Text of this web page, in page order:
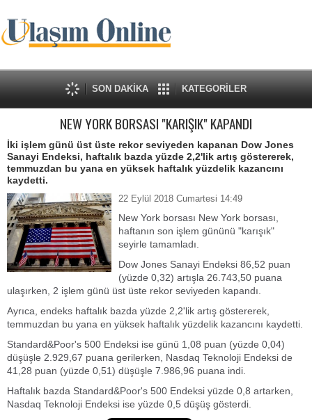
SON DAKİKA KATEGORİLER
NEW YORK BORSASI "KARIŞIK" KAPANDI
İki işlem günü üst üste rekor seviyeden kapanan Dow Jones
Sanayi Endeksi, haftalık bazda yüzde 2,2'lik artış göstererek,
temmuzdan bu yana en yüksek haftalık yüzdelik kazancını
kaydetti.
22 Eylül 2018 Cumartesi 14:49
New York borsası New York borsası,
haftanın son işlem gününü "karışık"
seyirle tamamladı.
Dow Jones Sanayi Endeksi 86,52 puan
(yüzde 0,32) artışla 26.743,50 puana
ulaşırken, 2 işlem günü üst üste rekor seviyeden kapandı.
Ayrıca, endeks haftalık bazda yüzde 2,2'lik artış göstererek,
temmuzdan bu yana en yüksek haftalık yüzdelik kazancını kaydetti.
Standard&Poor's 500 Endeksi ise günü 1,08 puan (yüzde 0,04)
düşüşle 2.929,67 puana gerilerken, Nasdaq Teknoloji Endeksi de
41,28 puan (yüzde 0,51) düşüşle 7.986,96 puana indi.
Haftalık bazda Standard&Poor's 500 Endeksi yüzde 0,8 artarken,
Nasdaq Teknoloji Endeksi ise yüzde 0,5 düşüş gösterdi.